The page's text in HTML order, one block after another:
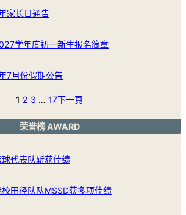
家长日通告
学年度初一新生报名简章
7月份假期公告
1 2 3 … 17下一頁
荣誉榜 AWARD
代表队斩获佳绩
田径队队MSSD获多项佳绩